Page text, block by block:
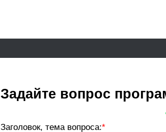
Задайте вопрос
Заголовок, тема вопроса:*